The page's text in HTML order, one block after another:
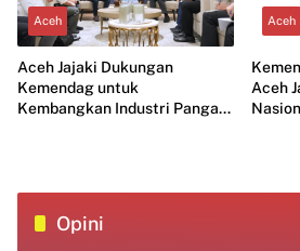
Aceh
Aceh Jajaki Dukungan
Kemendag untuk
Kembangkan Industri Pangan
Aceh
Aceh
Opini